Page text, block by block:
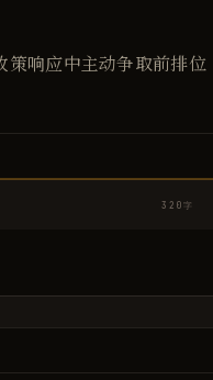
策响应中主动争取前排位
320字